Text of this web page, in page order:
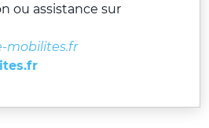
ou assistance sur
mobilites.fr